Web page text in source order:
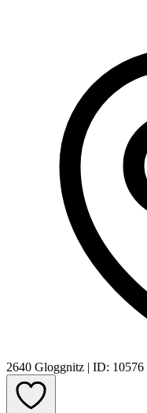
2640 Gloggnitz | ID: 10576